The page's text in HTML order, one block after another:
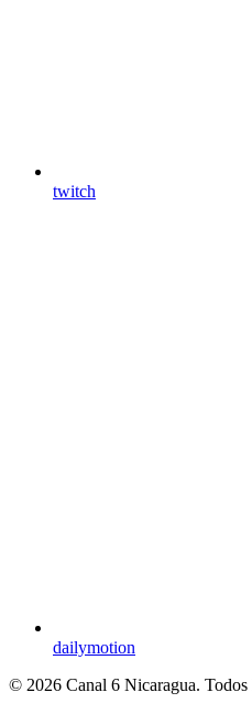
twitch
dailymotion
© 2026 Canal 6 Nicaragua. Todos